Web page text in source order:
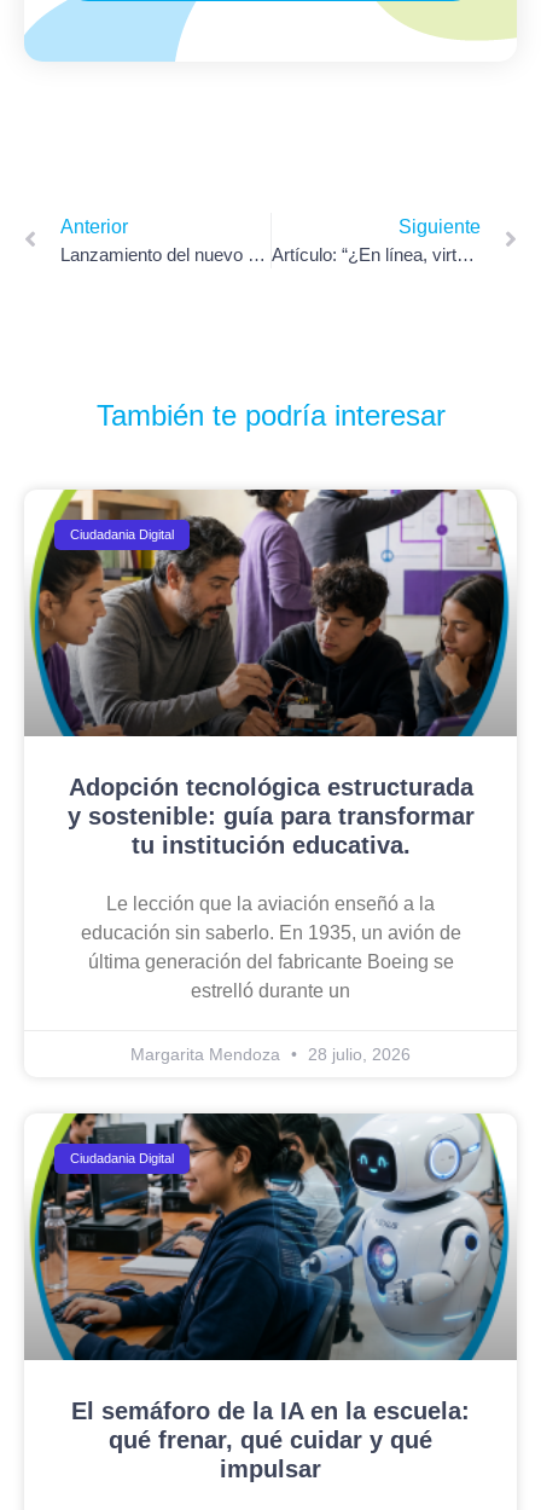
Anterior
Lanzamiento del nuevo proyecto para TBox Junior “¡Tecnología al rescate!”
Siguiente
Artículo: “¿En línea, virtual, E- Digital, O Ciber?” blog de tecnología con Lito Ibarra
También te podría interesar
Ciudadania Digital
Adopción tecnológica estructurada
y sostenible: guía para transformar
tu institución educativa.
Le lección que la aviación enseñó a la
educación sin saberlo. En 1935, un avión de
última generación del fabricante Boeing se
estrelló durante un
Margarita Mendoza 28 julio, 2026
Ciudadania Digital
El semáforo de la IA en la escuela:
qué frenar, qué cuidar y qué
impulsar